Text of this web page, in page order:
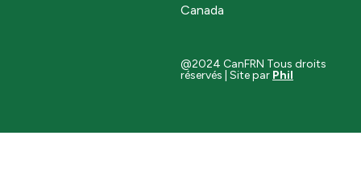
Canada
@2024 CanFRN Tous droits
réservés | Site par Phil